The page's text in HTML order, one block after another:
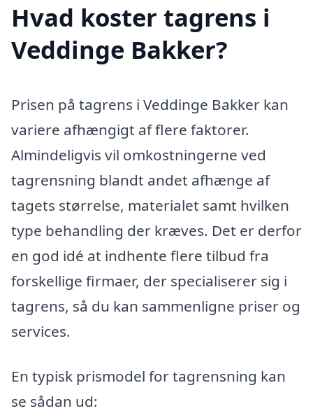
Hvad koster tagrens i
Veddinge Bakker?
Prisen på tagrens i Veddinge Bakker kan
variere afhængigt af flere faktorer.
Almindeligvis vil omkostningerne ved
tagrensning blandt andet afhænge af
tagets størrelse, materialet samt hvilken
type behandling der kræves. Det er derfor
en god idé at indhente flere tilbud fra
forskellige firmaer, der specialiserer sig i
tagrens, så du kan sammenligne priser og
services.
En typisk prismodel for tagrensning kan
se sådan ud: